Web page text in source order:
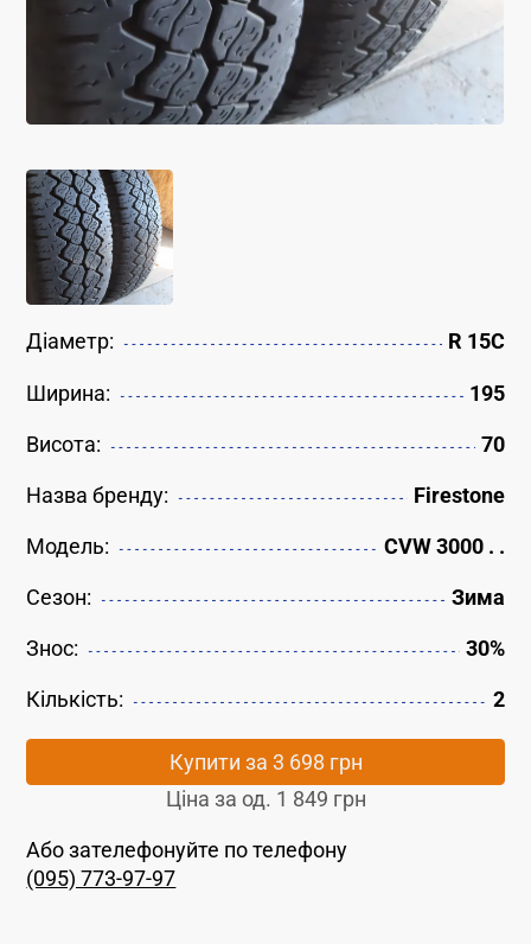
Діаметр: R 15C
Ширина: 195
Висота: 70
Назва бренду: Firestone
Модель: CVW 3000 . .
Сезон: Зима
Знос: 30%
Кількість: 2
Купити за 3 698 грн
Ціна за од. 1 849 грн
Або зателефонуйте по телефону
(095) 773-97-97